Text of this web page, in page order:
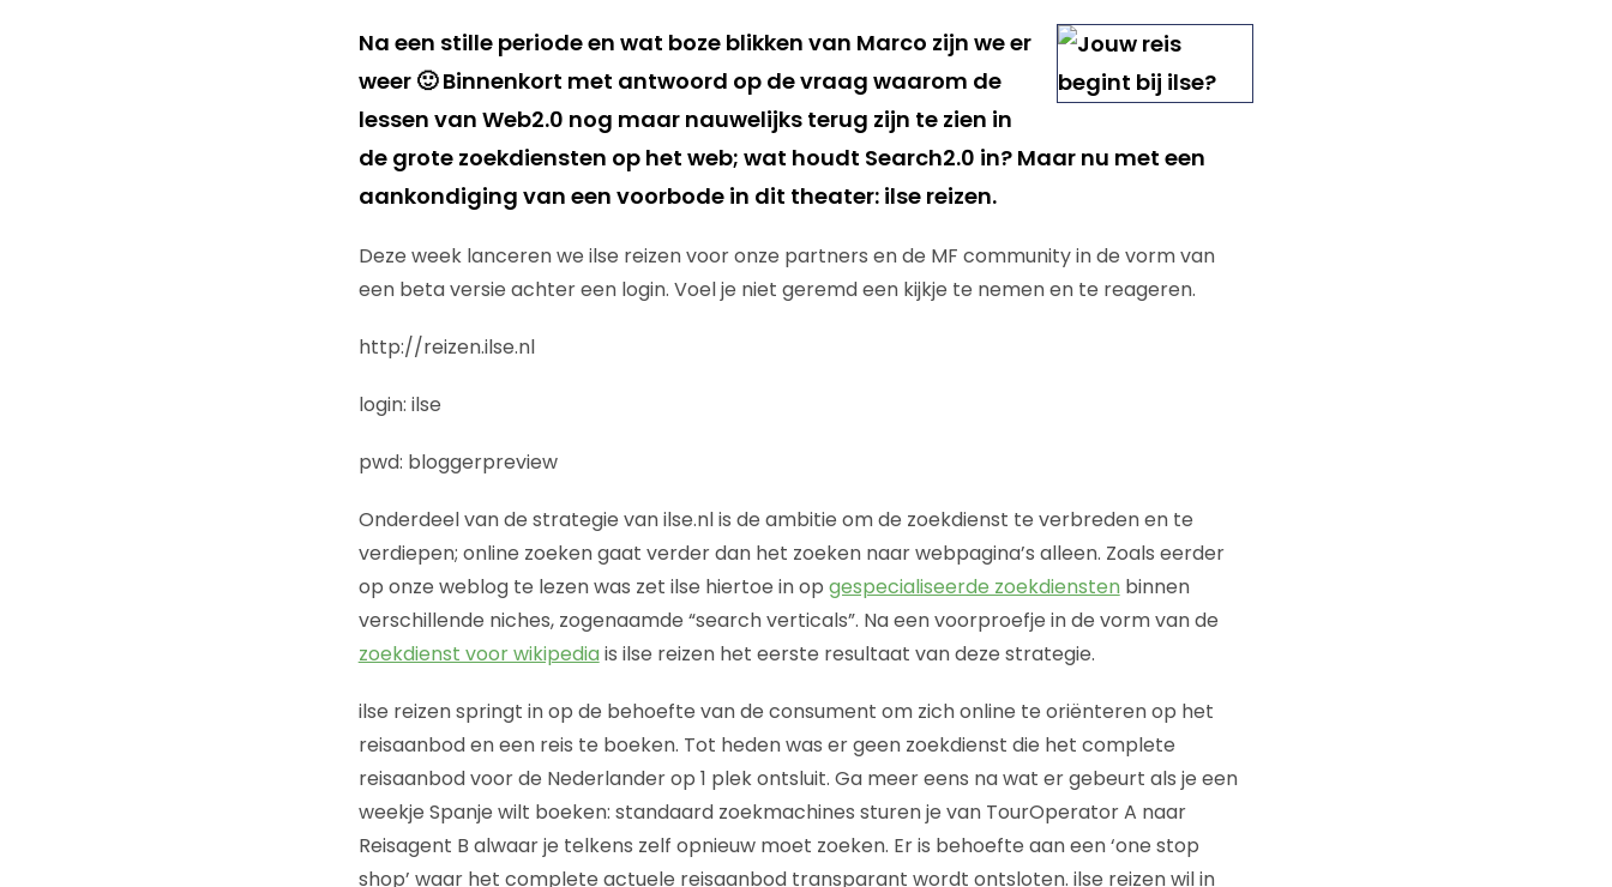
Na een stille periode en wat boze blikken van Marco zijn we er
weer 🙂 Binnenkort met antwoord op de vraag waarom de
lessen van Web2.0 nog maar nauwelijks terug zijn te zien in
de grote zoekdiensten op het web; wat houdt Search2.0 in? Maar nu met een
aankondiging van een voorbode in dit theater: ilse reizen.
Deze week lanceren we ilse reizen voor onze partners en de MF community in de vorm van
een beta versie achter een login. Voel je niet geremd een kijkje te nemen en te reageren.
http://reizen.ilse.nl
login: ilse
pwd: bloggerpreview
Onderdeel van de strategie van ilse.nl is de ambitie om de zoekdienst te verbreden en te
verdiepen; online zoeken gaat verder dan het zoeken naar webpagina’s alleen. Zoals eerder
op onze weblog te lezen was zet ilse hiertoe in op gespecialiseerde zoekdiensten binnen
verschillende niches, zogenaamde “search verticals”. Na een voorproefje in de vorm van de
zoekdienst voor wikipedia is ilse reizen het eerste resultaat van deze strategie.
ilse reizen springt in op de behoefte van de consument om zich online te oriënteren op het
reisaanbod en een reis te boeken. Tot heden was er geen zoekdienst die het complete
reisaanbod voor de Nederlander op 1 plek ontsluit. Ga meer eens na wat er gebeurt als je een
weekje Spanje wilt boeken: standaard zoekmachines sturen je van TourOperator A naar
Reisagent B alwaar je telkens zelf opnieuw moet zoeken. Er is behoefte aan een ‘one stop
shop’ waar het complete actuele reisaanbod transparant wordt ontsloten. ilse reizen wil in